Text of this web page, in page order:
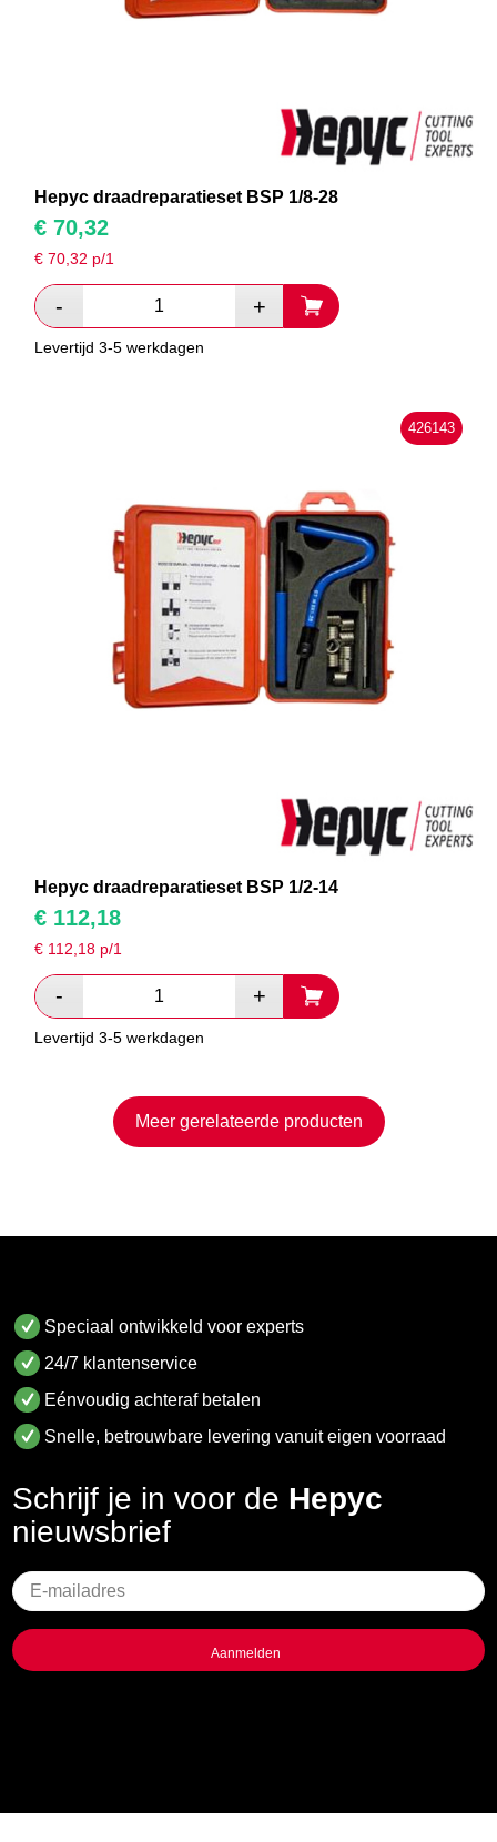
Hepyc draadreparatieset BSP 1/8-28
€ 70,32
€70,32 p/1
Levertijd 3-5 werkdagen
426143
Hepyc draadreparatieset BSP 1/2-14
€ 112,18
€ 112,18 p/1
Levertijd 3-5 werkdagen
Meer gerelateerde producten
Speciaal ontwikkeld voor experts
24/7 klantenservice
Eénvoudig achteraf betalen
Snelle, betrouwbare levering vanuit eigen voorraad
Schrijf je in voor de Hepyc
nieuwsbrief
Geen
titel